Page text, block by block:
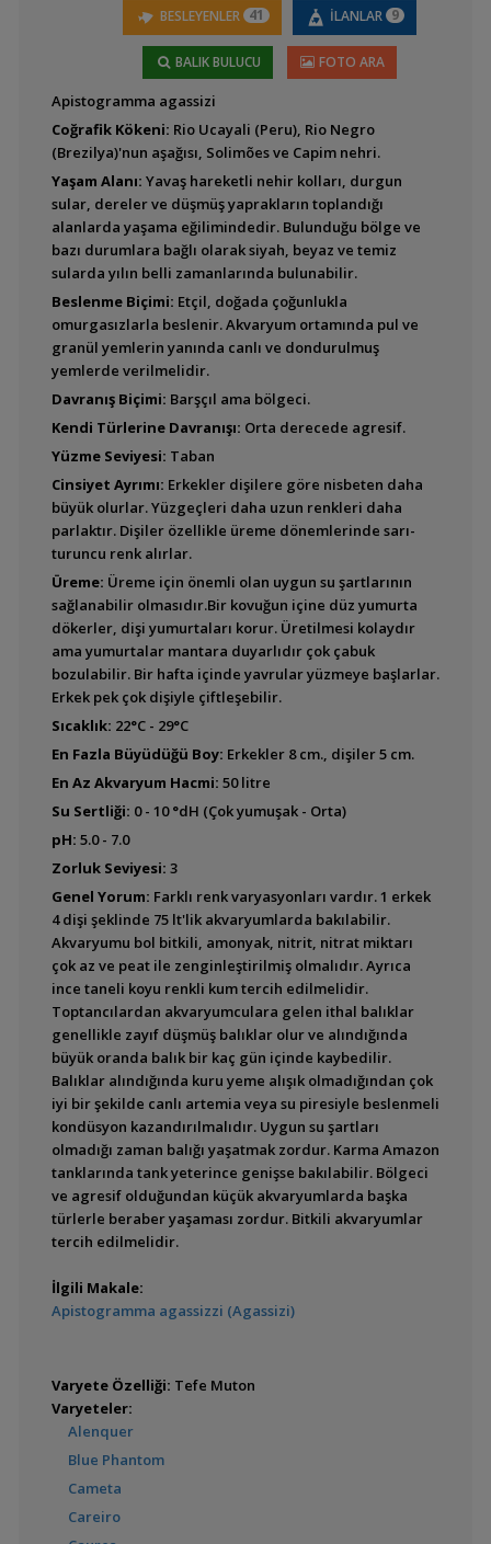
(Kahverengi Acara -
Port Acara)
(Blue Acara)
Aequidens sp.
Goldsaum (Green
Terror)
Aequidens sp.
''Silversaum'' (Green
Bujurquina vittata
Krobia itanyi
Krobia sp.''Rio Xingu''
Tahuantinsuyoa
macantzatza (Safir
Cichlid)
Astronotus crassipinnis
Astronotus ocellatus
(Astronot - Oscar)
BESLEYENLER 41 İLANLAR 9
BALIK BULUCU FOTO ARA
Apistogramma agassizi
Coğrafik Kökeni: Rio Ucayali (Peru), Rio Negro
(Brezilya)'nun aşağısı, Solimões ve Capim nehri.
Yaşam Alanı: Yavaş hareketli nehir kolları, durgun
sular, dereler ve düşmüş yaprakların toplandığı
alanlarda yaşama eğilimindedir. Bulunduğu bölge ve
bazı durumlara bağlı olarak siyah, beyaz ve temiz
sularda yılın belli zamanlarında bulunabilir.
Beslenme Biçimi: Etçil, doğada çoğunlukla
omurgasızlarla beslenir. Akvaryum ortamında pul ve
granül yemlerin yanında canlı ve dondurulmuş
yemlerde verilmelidir.
Davranış Biçimi: Barşçıl ama bölgeci.
Kendi Türlerine Davranışı: Orta derecede agresif.
Yüzme Seviyesi: Taban
Cinsiyet Ayrımı: Erkekler dişilere göre nisbeten daha
büyük olurlar. Yüzgeçleri daha uzun renkleri daha
parlaktır. Dişiler özellikle üreme dönemlerinde sarı-
turuncu renk alırlar.
Üreme: Üreme için önemli olan uygun su şartlarının
sağlanabilir olmasıdır.Bir kovuğun içine düz yumurta
dökerler, dişi yumurtaları korur. Üretilmesi kolaydır
ama yumurtalar mantara duyarlıdır çok çabuk
bozulabilir. Bir hafta içinde yavrular yüzmeye başlarlar.
Erkek pek çok dişiyle çiftleşebilir.
Sıcaklık: 22°C - 29°C
En Fazla Büyüdüğü Boy: Erkekler 8 cm., dişiler 5 cm.
En Az Akvaryum Hacmi: 50 litre
Su Sertliği: 0 - 10 °dH (Çok yumuşak - Orta)
pH: 5.0 - 7.0
Zorluk Seviyesi: 3
Genel Yorum: Farklı renk varyasyonları vardır. 1 erkek
4 dişi şeklinde 75 lt'lik akvaryumlarda bakılabilir.
Akvaryumu bol bitkili, amonyak, nitrit, nitrat miktarı
çok az ve peat ile zenginleştirilmiş olmalıdır. Ayrıca
ince taneli koyu renkli kum tercih edilmelidir.
Toptancılardan akvaryumculara gelen ithal balıklar
genellikle zayıf düşmüş balıklar olur ve alındığında
büyük oranda balık bir kaç gün içinde kaybedilir.
Balıklar alındığında kuru yeme alışık olmadığından çok
iyi bir şekilde canlı artemia veya su piresiyle beslenmeli
kondüsyon kazandırılmalıdır. Uygun su şartları
olmadığı zaman balığı yaşatmak zordur. Karma Amazon
tanklarında tank yeterince genişse bakılabilir. Bölgeci
ve agresif olduğundan küçük akvaryumlarda başka
türlerle beraber yaşaması zordur. Bitkili akvaryumlar
tercih edilmelidir.
İlgili Makale:
Apistogramma agassizzi (Agassizi)
Varyete Özelliği: Tefe Muton
Varyeteler:
Alenquer
Blue Phantom
Cameta
Careiro